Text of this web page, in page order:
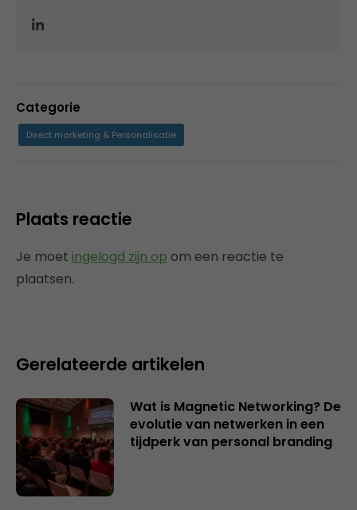
Categorie
Direct marketing & Personalisatie
Plaats reactie
Je moet ingelogd zijn op om een reactie te
plaatsen.
Gerelateerde artikelen
Wat is Magnetic Networking? De
evolutie van netwerken in een
tijdperk van personal branding